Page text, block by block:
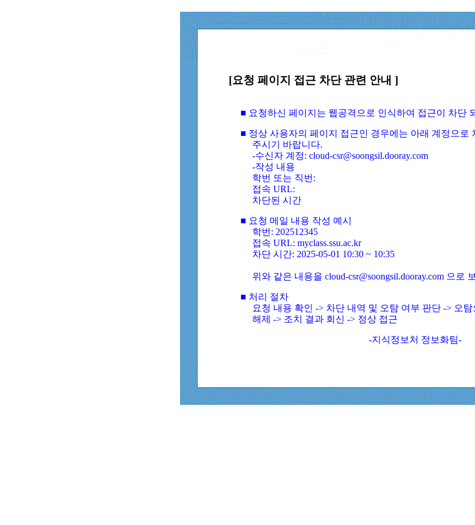
[요청 페이지 접근 차단 관련 안내 ]
■ 요청하신 페이지는 웹공격으로 인식하여 접근이 차단
■ 정상 사용자의 페이지 접근인 경우에는 아래 계정으로
주시기 바랍니다.
-수신자 계정: cloud-csr@soongsil.dooray.com
-작성 내용
학번 또는 직번:
접속 URL:
차단된 시간
■ 요청 메일 내용 작성 예시
학번: 202512345
접속 URL: myclass.ssu.ac.kr
차단 시간: 2025-05-01 10:30 ~ 10:35
위와 같은 내용을 cloud-csr@soongsil.dooray.com 으로
■ 처리 절차
요청 내용 확인 -> 차단 내역 및 오탐 여부 판단 -> 오
해제 -> 조치 결과 회신 -> 정상 접근
-지식정보처 정보화팀-